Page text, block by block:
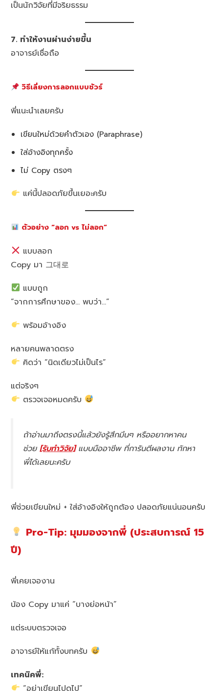
เป็นนักวิจัยที่มีจริยธรรม
7. ทำให้งานผ่านง่ายขึ้น
อาจารย์เชื่อถือ
วิธีเลี่ยงการลอกแบบชัวร์
พี่แนะนำเลยครับ
เขียนใหม่ด้วยคำตัวเอง (Paraphrase)
ใส่อ้างอิงทุกครั้ง
ไม่ Copy ตรงๆ
แค่นี้ปลอดภัยขึ้นเยอะครับ
ตัวอย่าง “ลอก vs ไม่ลอก”
แบบลอก
Copy มา 그대로
แบบถูก
“จากการศึกษาของ… พบว่า…”
พร้อมอ้างอิง
หลายคนพลาดตรง
คิดว่า “นิดเดียวไม่เป็นไร”
แต่จริงๆ
ตรวจเจอหมดครับ
ถ้าอ่านมาถึงตรงนี้แล้วยังรู้สึกมึนๆ หรืออยากหาคน
ช่วย[รับทำวิจัย]แบบมืออาชีพ ที่การันตีผลงาน ทักหา
พี่ได้เลยนะครับ
พี่ช่วยเขียนใหม่ + ใส่อ้างอิงให้ถูกต้อง ปลอดภัยแน่นอนครับ
Pro-Tip: มุมมองจากพี่ (ประสบการณ์ 15
ปี)
พี่เคยเจองาน
น้อง Copy มาแค่ “บางย่อหน้า”
แต่ระบบตรวจเจอ
อาจารย์ให้แก้ทั้งบทครับ
เทคนิคพี่:
“อย่าเขียนไปดูไป”